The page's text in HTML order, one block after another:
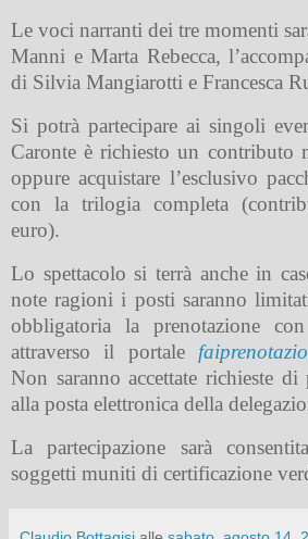
Le voci narranti dei tre momenti
Manni e Marta Rebecca,
di Silvia Mangiarotti e Francesca
Si potrà partecipare ai singoli
Caronte è richiesto un contributo
oppure acquistare l’esclusivo
con la trilogia completa
euro).
Lo spettacolo si terrà anche in
note ragioni i posti saranno
obbligatoria la prenotazione
attraverso il portale
Non saranno accettate richieste
alla posta elettronica della
La partecipazione sarà
soggetti muniti di certificazione